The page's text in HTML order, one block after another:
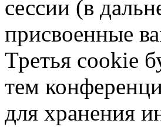
сессии (в
присвоенные
Третья cookie
тем
для хранения